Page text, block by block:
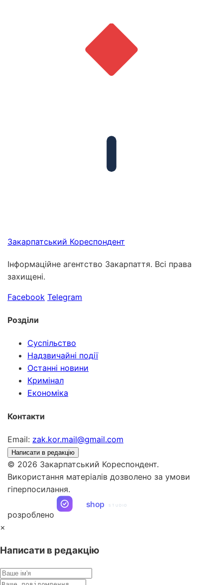
Закарпатський Кореспондент
Інформаційне агентство Закарпаття. Всі права
захищені.
Facebook Telegram
Розділи
Суспільство
Надзвичайні події
Останні новини
Кримінал
Економіка
Контакти
Email: zak.kor.mail@gmail.com
Написати в редакцію
© 2026 Закарпатський Кореспондент.
Використання матеріалів дозволено за умови
гіперпосилання.
розроблено
shop STUDIO
×
Написати в редакцію